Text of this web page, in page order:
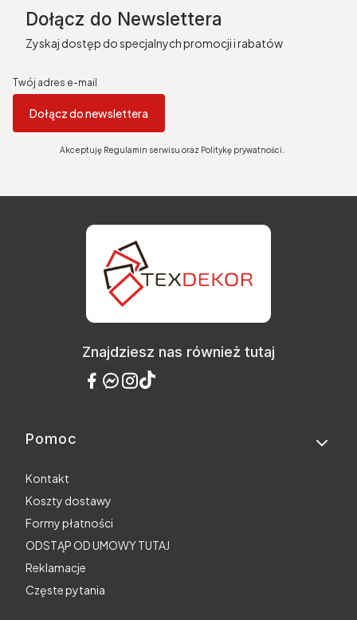
Dołącz do Newslettera
Zyskaj dostęp do specjalnych promocji i rabatów
Twój adres e-mail
Dołącz do newslettera
Akceptuję Regulamin serwisu oraz Politykę prywatności.
Znajdziesz nas również tutaj
Linki w stopce
Pomoc
Kontakt
Koszty dostawy
Formy płatności
ODSTĄP OD UMOWY TUTAJ
Reklamacje
Częste pytania